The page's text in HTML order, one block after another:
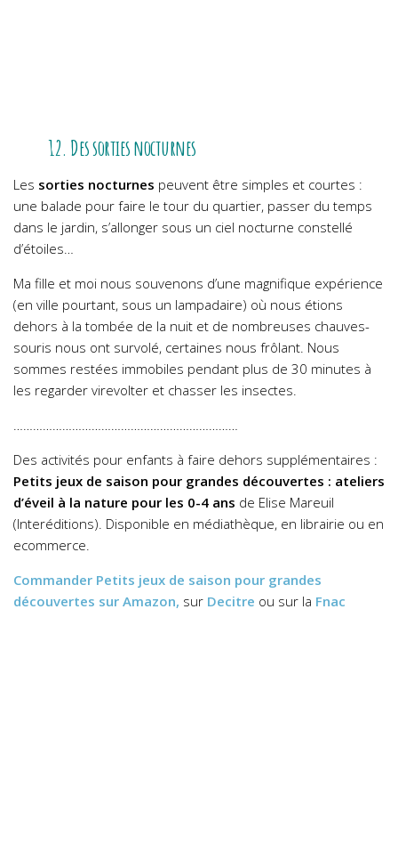
12. Des sorties nocturnes
Les sorties nocturnes peuvent être simples et courtes :
une balade pour faire le tour du quartier, passer du temps
dans le jardin, s’allonger sous un ciel nocturne constellé
d’étoiles…
Ma fille et moi nous souvenons d’une magnifique expérience
(en ville pourtant, sous un lampadaire) où nous étions
dehors à la tombée de la nuit et de nombreuses chauves-
souris nous ont survolé, certaines nous frôlant. Nous
sommes restées immobiles pendant plus de 30 minutes à
les regarder virevolter et chasser les insectes.
……………………………………………………………
Des activités pour enfants à faire dehors supplémentaires :
Petits jeux de saison pour grandes découvertes : ateliers
d’éveil à la nature pour les 0-4 ans de Elise Mareuil
(Interéditions). Disponible en médiathèque, en librairie ou en
ecommerce.
Commander Petits jeux de saison pour grandes
découvertes sur Amazon, sur Decitre ou sur la Fnac